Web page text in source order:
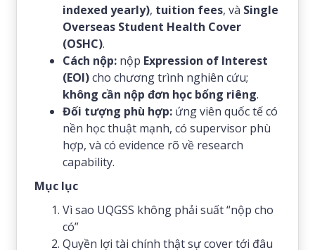
indexed yearly), tuition fees, và Single
Overseas Student Health Cover
(OSHC).
Cách nộp: nộp Expression of Interest
(EOI)cho chương trình nghiên cứu;
không cần nộp đơn học bổng riêng.
Đối tượng phù hợp: ứng viên quốc tế có
nền học thuật mạnh, có supervisor phù
hợp, và có evidence rõ về research
capability.
Mục lục
Vì sao UQGSS không phải suất “nộp cho
có”
Quyền lợi tài chính thật sự cover tới đâu